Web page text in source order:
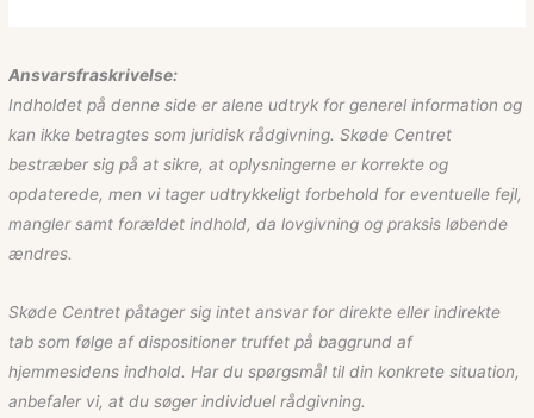
Ansvarsfraskrivelse:
Indholdet på denne side er alene udtryk for generel information og
kan ikke betragtes som juridisk rådgivning. Skøde Centret
bestræber sig på at sikre, at oplysningerne er korrekte og
opdaterede, men vi tager udtrykkeligt forbehold for eventuelle fejl,
mangler samt forældet indhold, da lovgivning og praksis løbende
ændres.
Skøde Centret påtager sig intet ansvar for direkte eller indirekte
tab som følge af dispositioner truffet på baggrund af
hjemmesidens indhold. Har du spørgsmål til din konkrete situation,
anbefaler vi, at du søger individuel rådgivning.